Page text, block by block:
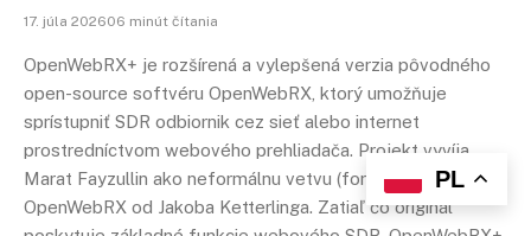
17. júla 202606 minút čítania
OpenWebRX+ je rozšírená a vylepšená verzia pôvodného
open-source softvéru OpenWebRX, ktorý umožňuje
sprístupniť SDR odbiornik cez sieť alebo internet
prostredníctvom webového prehliadača. Projekt vyvíja
Marat Fayzullin ako neformálnu vetvu (fork) pôvodného
OpenWebRX od Jakoba Ketterlinga. Zatiaľ čo originál
PL